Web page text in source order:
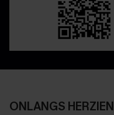
ONLANGS HERZIEN